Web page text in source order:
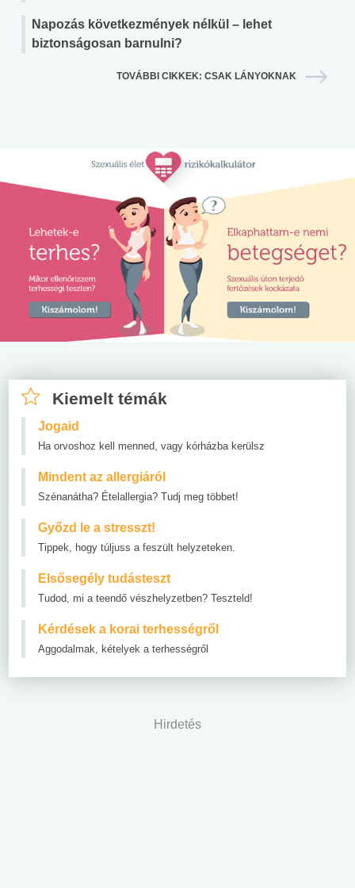
Napozás következmények nélkül – lehet
biztonságosan barnulni?
TOVÁBBI CIKKEK: CSAK LÁNYOKNAK
Kiemelt témák
Jogaid
Ha orvoshoz kell menned, vagy kórházba kerülsz
Mindent az allergiáról
Szénanátha? Ételallergia? Tudj meg többet!
Győzd le a stresszt!
Tippek, hogy túljuss a feszült helyzeteken.
Elsősegély tudásteszt
Tudod, mi a teendő vészhelyzetben? Teszteld!
Kérdések a korai terhességről
Aggodalmak, kételyek a terhességről
Hirdetés